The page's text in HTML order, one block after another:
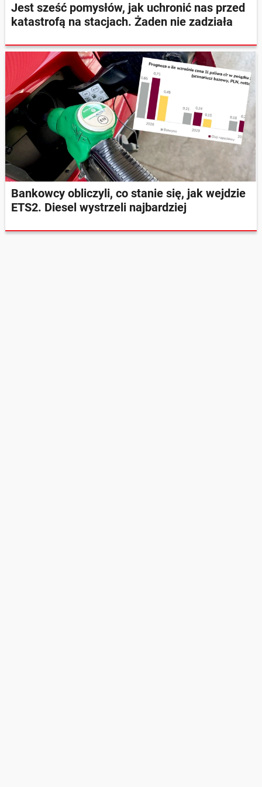
Jest sześć pomysłów, jak uchronić nas przed
katastrofą na stacjach. Żaden nie zadziała
Bankowcy obliczyli, co stanie się, jak wejdzie
ETS2. Diesel wystrzeli najbardziej